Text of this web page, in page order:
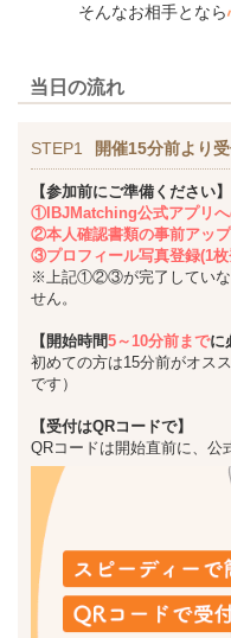
そんなお相手となら
当日の流れ
STEP1 開催15分前より
【参加前にご準備ください】
①IBJMatching公式アプリへ
②本人確認書類の事前アッ
③プロフィール写真登録(1
※上記①②③が完了していな
せん。
【開始時間5～10分前までに
初めての方は15分前がオス
です）
【受付はQRコードで】
QRコードは開始直前に、公